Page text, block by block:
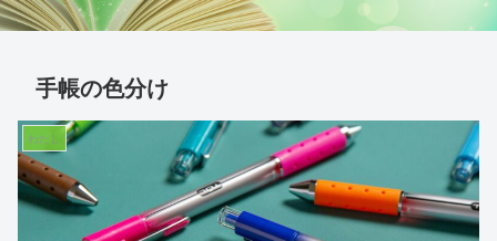
手帳の色分け
わたし